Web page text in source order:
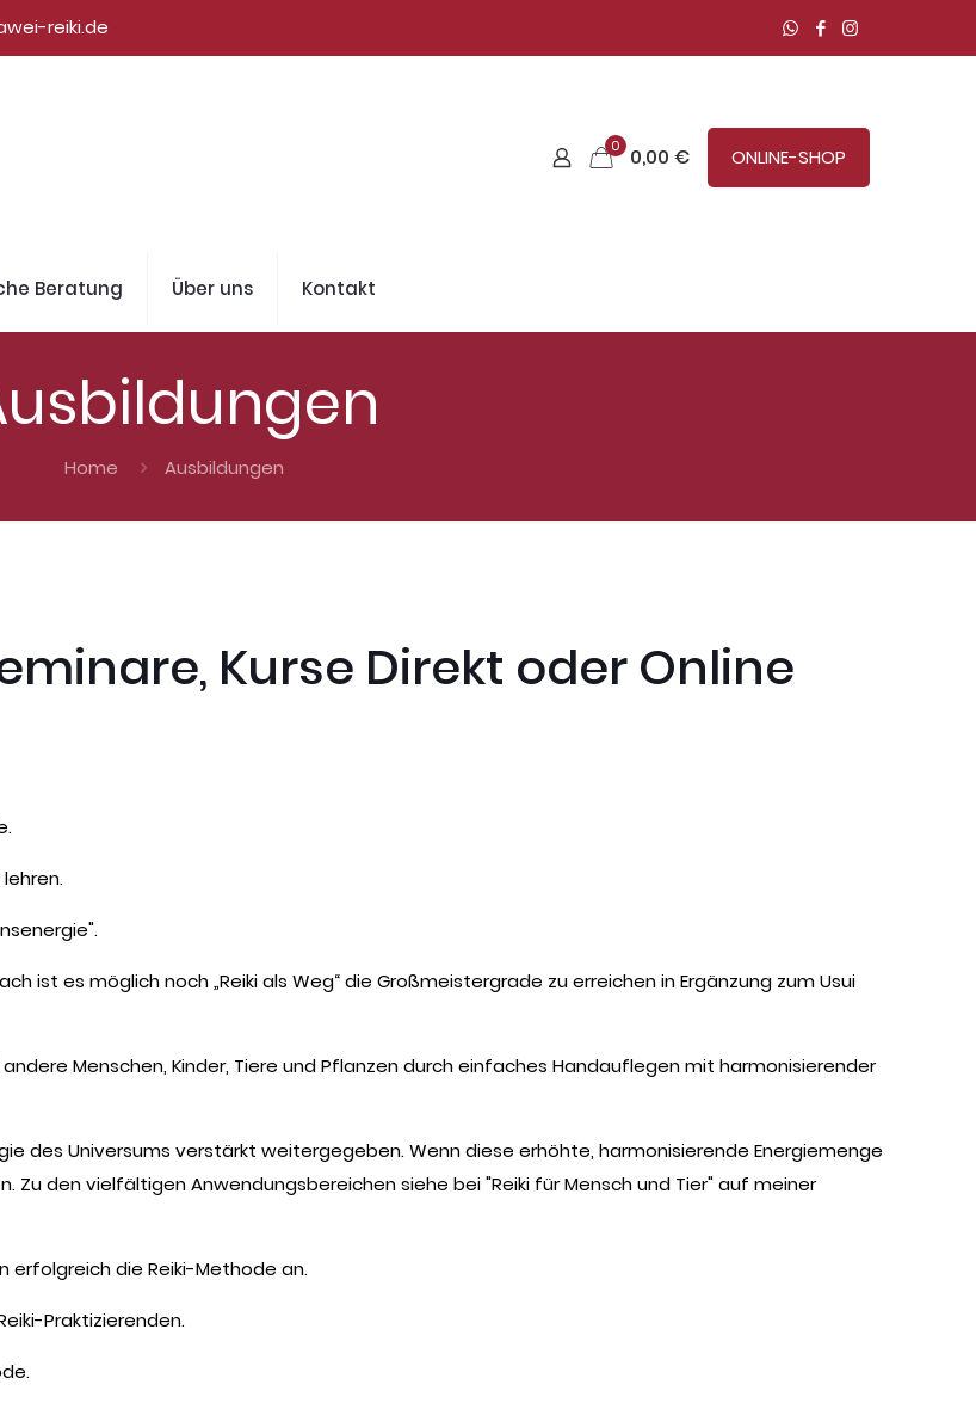
reiki.de
0 0,00 € ONLINE-SHOP
Beratung Über uns Kontakt
Home Ausbildungen
Kurse Direkt oder Online
ist es möglich noch „Reiki als Weg“ die Großmeistergrade zu erreichen in Ergänzung zum Usui
Menschen, Kinder, Tiere und Pflanzen durch einfaches Handauflegen mit harmonisierender
des Universums verstärkt weitergegeben. Wenn diese erhöhte, harmonisierende Energiemenge
den vielfältigen Anwendungsbereichen siehe bei "Reiki für Mensch und Tier" auf meiner
erfolgreich die Reiki-Methode an.
Praktizierenden.